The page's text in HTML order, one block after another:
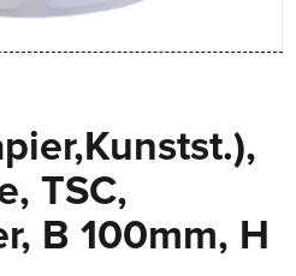
TSC,
B 100mm, H